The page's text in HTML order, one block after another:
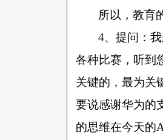
所以，教育
4、提问：
各种比赛，听到
关键的，最为关
要说感谢华为的
的思维在今天的